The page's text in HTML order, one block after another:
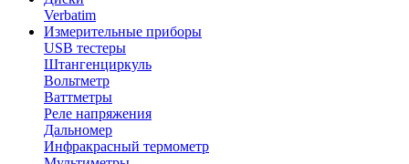
Verbatim
Измерительные приборы
USB тестеры
Штангенциркуль
Вольтметр
Ваттметры
Реле напряжения
Дальномер
Инфракрасный термометр